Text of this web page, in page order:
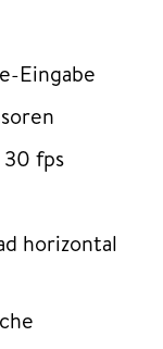
Eingabe
fps
horizontal